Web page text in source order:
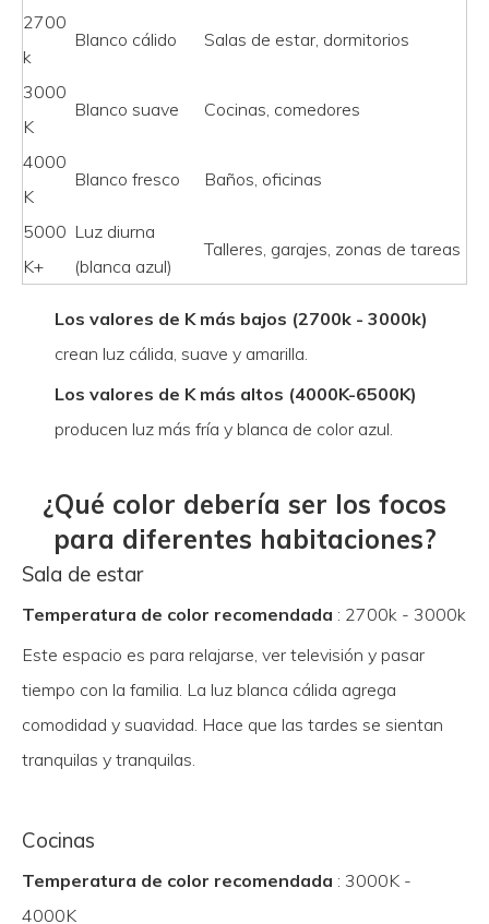
2700
k
Blanco cálido Salas de estar, dormitorios
3000
K
Blanco suave Cocinas, comedores
4000
K
Blanco fresco Baños, oficinas
5000
K+
Luz diurna
(blanca azul)
Talleres, garajes, zonas de tareas
Los valores de K más bajos (2700k - 3000k)
crean luz cálida, suave y amarilla.
Los valores de K más altos (4000K-6500K)
producen luz más fría y blanca de color azul.
¿Qué color debería ser los focos
para diferentes habitaciones?
Sala de estar
Temperatura de color recomendada : 2700k - 3000k
Este espacio es para relajarse, ver televisión y pasar
tiempo con la familia. La luz blanca cálida agrega
comodidad y suavidad. Hace que las tardes se sientan
tranquilas y tranquilas.
Cocinas
Temperatura de color recomendada : 3000K -
4000K